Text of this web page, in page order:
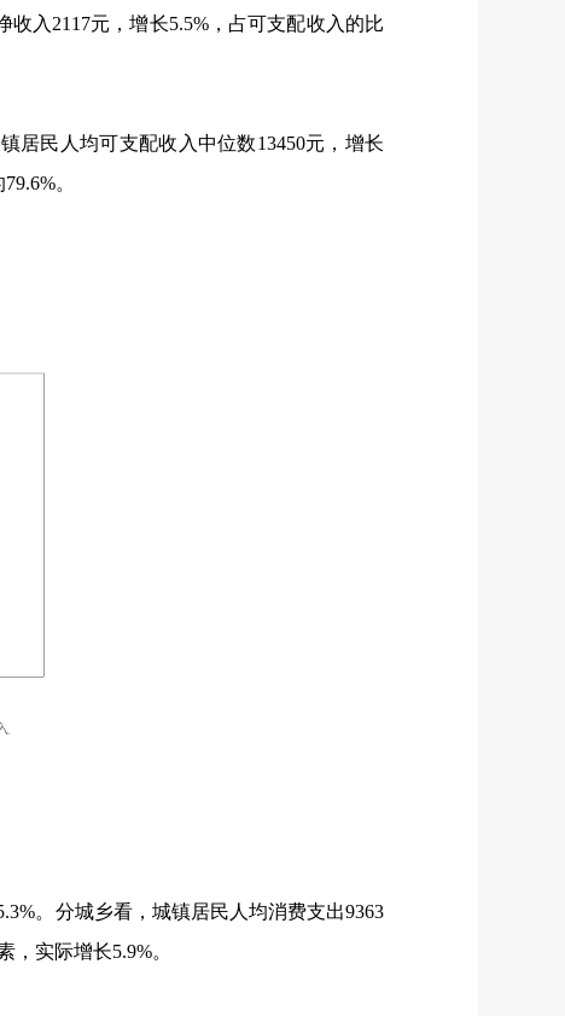
收入 2117元，增长5.5%，占可支配收入的比
居民人均可支配收入中位数13450元，增长
79.6%。
。分城乡看，城镇居民人均消费支出9363
，实际增长5.9%。